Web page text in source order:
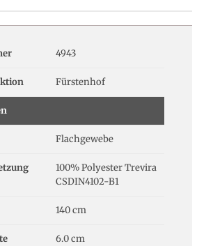
4943
Fürstenhof
Flachgewebe
100% Polyester Trevira
CSDIN4102-B1
140 cm
6.0 cm